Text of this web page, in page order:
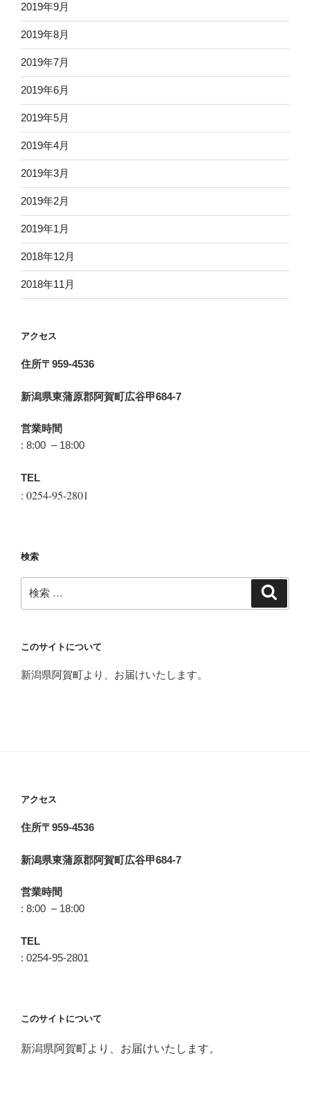
2019年9月
2019年8月
2019年7月
2019年6月
2019年5月
2019年4月
2019年3月
2019年2月
2019年1月
2018年12月
2018年11月
アクセス
住所〒959-4536
新潟県東蒲原郡阿賀町広谷甲684-7
営業時間
: 8:00 – 18:00
TEL
: 0254-95-2801
検索
検
索:
このサイトについて
新潟県阿賀町より、お届けいたします。
アクセス
住所〒959-4536
新潟県東蒲原郡阿賀町広谷甲684-7
営業時間
: 8:00 – 18:00
TEL
: 0254-95-2801
このサイトについて
新潟県阿賀町より、お届けいたします。